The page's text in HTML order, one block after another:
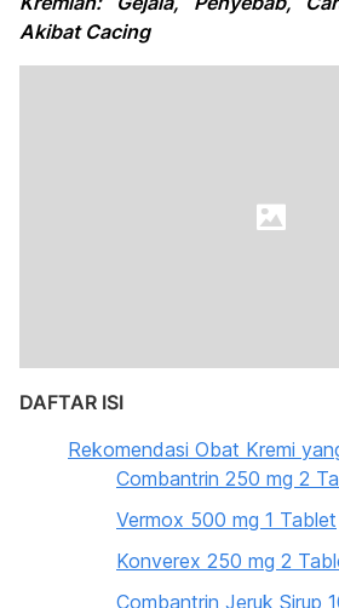
Akibat Cacing
DAFTAR ISI
Rekomendasi Obat Kremi
Combantrin 250 mg 2
Vermox 500 mg 1 Tablet
Konverex 250 mg 2
Combantrin Jeruk Sirup